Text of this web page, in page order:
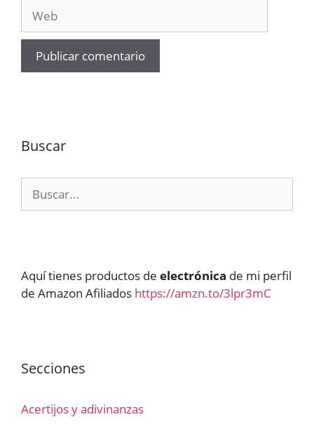
Buscar
Aquí tienes productos de electrónica de mi perfil
de Amazon Afiliados https://amzn.to/3lpr3mC
Secciones
Acertijos y adivinanzas